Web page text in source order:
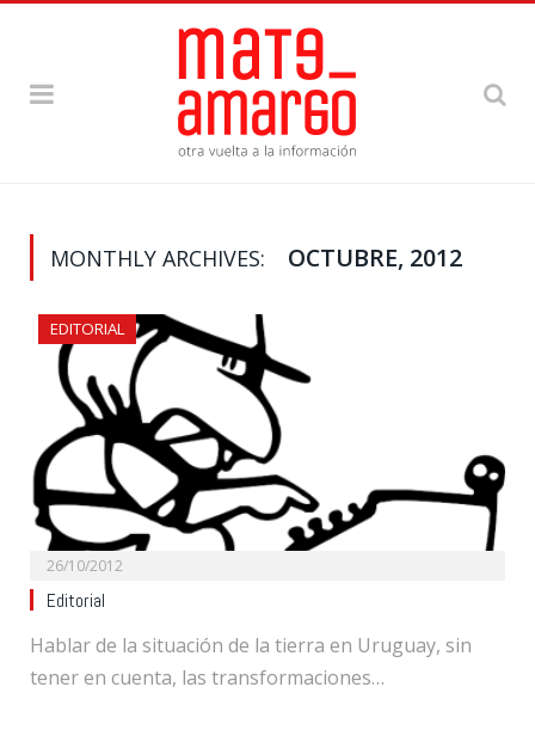
MONTHLY ARCHIVES: OCTUBRE, 2012
EDITORIAL
26/10/2012
Editorial
Hablar de la situación de la tierra en Uruguay, sin
tener en cuenta, las transformaciones…